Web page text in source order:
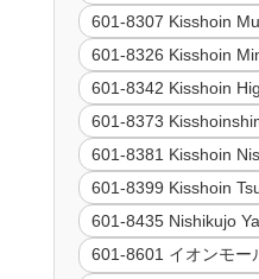
601-8307 Kisshoin
601-8326 Kisshoin
601-8342 Kisshoin
601-8373
601-8381 Kisshoin
601-8399 Kisshoin
601-8435 Nishikujo
601-8601 イオンモー